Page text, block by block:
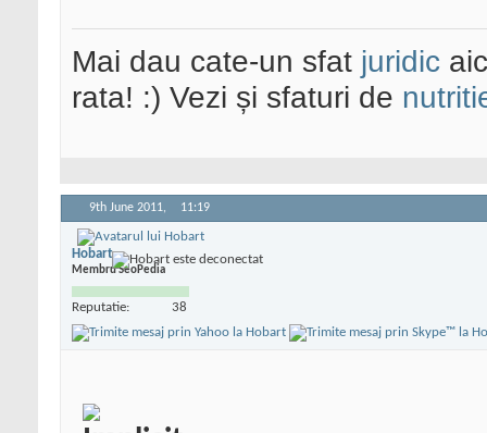
Mai dau cate-un sfat juridic
rata! :) Vezi și sfaturi de
9th June 2011, 11:19
Hobart
Membru SeoPedia
Reputatie: 38